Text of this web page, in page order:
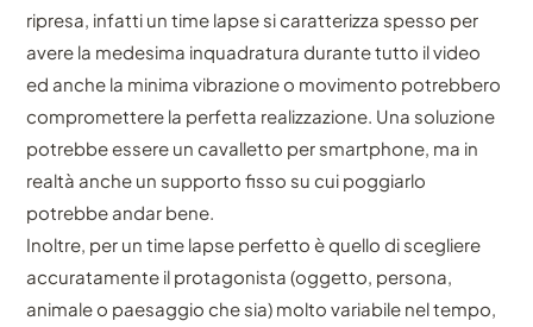
ripresa, infatti un time lapse si caratterizza spesso per
avere la medesima inquadratura durante tutto il video
ed anche la minima vibrazione o movimento potrebbero
compromettere la perfetta realizzazione. Una soluzione
potrebbe essere un cavalletto per smartphone, ma in
realtà anche un supporto fisso su cui poggiarlo
potrebbe andar bene.
Inoltre, per un time lapse perfetto è quello di scegliere
accuratamente il protagonista (oggetto, persona,
animale o paesaggio che sia) molto variabile nel tempo,